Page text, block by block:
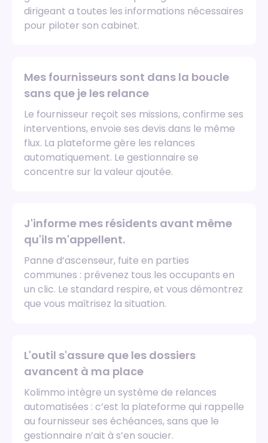
dirigeant a toutes les informations nécessaires
pour piloter son cabinet.
Mes fournisseurs sont dans la boucle
sans que je les relance
Le fournisseur reçoit ses missions, confirme ses
interventions, envoie ses devis dans le même
flux. La plateforme gère les relances
automatiquement. Le gestionnaire se
concentre sur la valeur ajoutée.
J'informe mes résidents avant même
qu'ils m'appellent.
Panne d’ascenseur, fuite en parties
communes : prévenez tous les occupants en
un clic. Le standard respire, et vous démontrez
que vous maîtrisez la situation.
L'outil s'assure que les dossiers
avancent à ma place
Kolimmo intègre un système de relances
automatisées : c’est la plateforme qui rappelle
au fournisseur ses échéances, sans que le
gestionnaire n’ait à s’en soucier.